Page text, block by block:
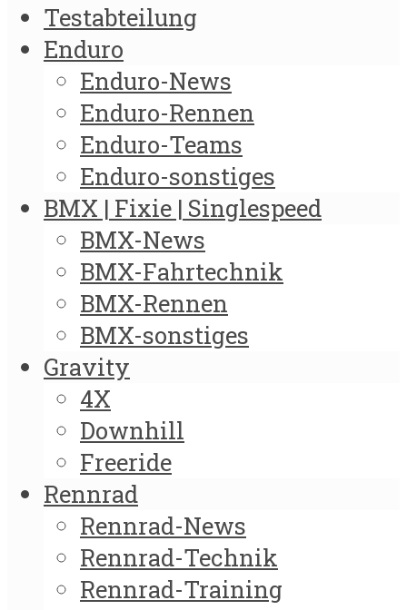
Testabteilung
Enduro
Enduro-News
Enduro-Rennen
Enduro-Teams
Enduro-sonstiges
BMX | Fixie | Singlespeed
BMX-News
BMX-Fahrtechnik
BMX-Rennen
BMX-sonstiges
Gravity
4X
Downhill
Freeride
Rennrad
Rennrad-News
Rennrad-Technik
Rennrad-Training